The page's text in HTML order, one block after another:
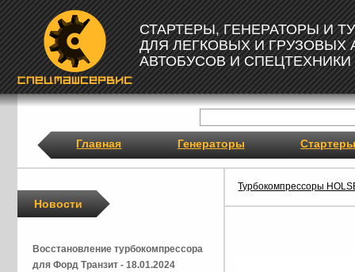
СТАРТЕРЫ, ГЕНЕРАТОРЫ И
ДЛЯ ЛЕГКОВЫХ И ГРУЗОВЫХ
АВТОБУСОВ И СПЕЦТЕХНИКИ
Главная Генераторы Стартеры
Турбокомпрессоры
Новости
Восстановление турбокомпрессора
для Форд Транзит - 18.01.2024